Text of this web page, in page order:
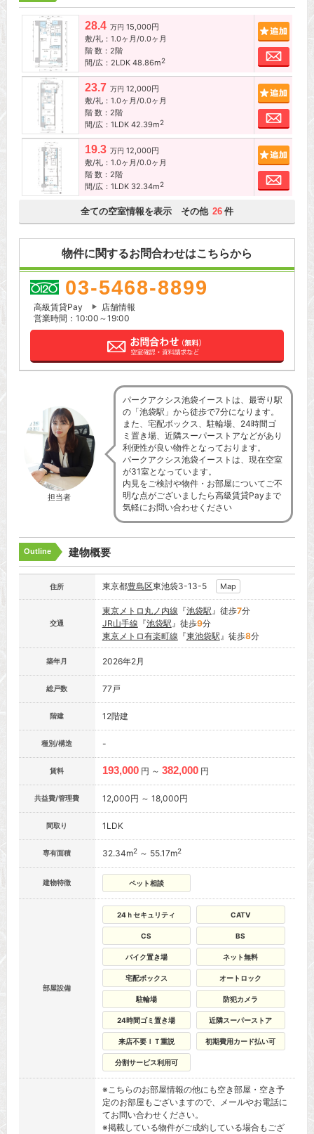
28.4 万円 15,000円
敷/礼：1.0ヶ月/0.0ヶ月
階 数：2階
間/広：2LDK 48.86m2
お問
23.7 万円 12,000円
敷/礼：1.0ヶ月/0.0ヶ月
階 数：2階
間/広：1LDK 42.39m2
お問
19.3 万円 12,000円
敷/礼：1.0ヶ月/0.0ヶ月
階 数：2階
間/広：1LDK 32.34m2
お問
全ての空室情報を表示 その他 26 件
物件に関するお問合わせはこちらから
03-5468-8899
高級賃貸Pay
店舗情報
営業時間：10:00～19:00
担当者
パークアクシス池袋イーストは、最寄り駅
の「池袋駅」から徒歩で7分になります。
また、宅配ボックス、駐輪場、24時間ゴ
ミ置き場、近隣スーパーストアなどがあり
利便性が良い物件となっております。
パークアクシス池袋イーストは、現在空室
が31室となっています。
内見をご検討や物件・お部屋についてご不
明な点がございましたら高級賃貸Payまで
気軽にお問い合わせください
Outline 建物概要
住所 東京都豊島区東池袋3-13-5 Map
交通
東京メトロ丸ノ内線 『池袋駅』徒歩7分
JR山手線 『池袋駅』徒歩9分
東京メトロ有楽町線 『東池袋駅』徒歩8分
築年月 2026年2月
総戸数 77戸
階建 12階建
種別/構造 -
賃料 193,000 円 ～ 382,000 円
共益費/管理費 12,000円 ～ 18,000円
間取り 1LDK
専有面積 32.34m2～ 55.17m2
建物特徴 ペット相談
部屋設備
24ｈセキュリティ CATV
CS BS
バイク置き場 ネット無料
宅配ボックス オートロック
駐輪場 防犯カメラ
24時間ゴミ置き場 近隣スーパーストア
来店不要ＩＴ重説 初期費用カード払い可
分割サービス利用可
※こちらのお部屋情報の他にも空き部屋・空き予
定のお部屋もございますので、メールやお電話に
てお問い合わせください。
※掲載している物件がご成約している場合もござ